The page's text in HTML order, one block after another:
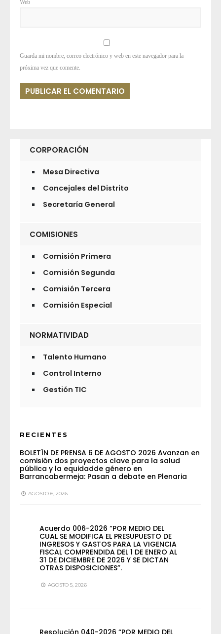
Web
Guarda mi nombre, correo electrónico y web en este navegador para la
próxima vez que comente.
CORPORACIÓN
Mesa Directiva
Concejales del Distrito
Secretaría General
COMISIONES
Comisión Primera
Comisión Segunda
Comisión Tercera
Comisión Especial
NORMATIVIDAD
Talento Humano
Control Interno
Gestión TIC
RECIENTES
BOLETÍN DE PRENSA 6 DE AGOSTO 2026 Avanzan en
comisión dos proyectos clave para la salud
pública y la equidadde género en
Barrancabermeja: Pasan a debate en Plenaria
AGOSTO 6, 2026
Acuerdo 006-2026 “POR MEDIO DEL
CUAL SE MODIFICA EL PRESUPUESTO DE
INGRESOS Y GASTOS PARA LA VIGENCIA
FISCAL COMPRENDIDA DEL 1 DE ENERO AL
31 DE DICIEMBRE DE 2026 Y SE DICTAN
OTRAS DISPOSICIONES”.
AGOSTO 5, 2026
Resolución 040-2026 “POR MEDIO DEL